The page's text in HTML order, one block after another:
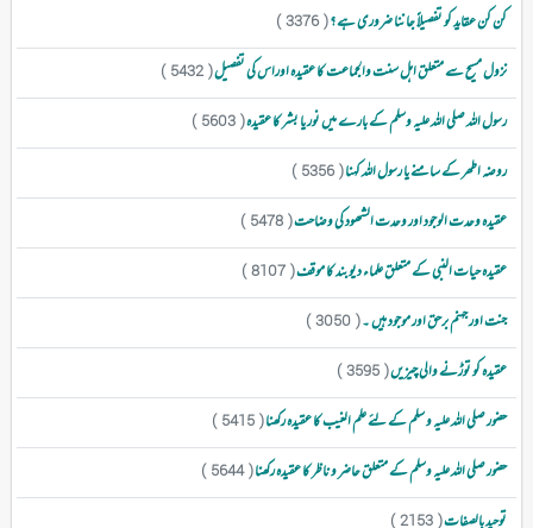
کن کن عقاید کو تفصیلاً جاننا ضروری ہے ؟( 3376 )
نزول مسیح سے متعلق اہل سنت والجماعت کا عقیدہ اوراس کی تفصیل( 5432 )
رسول اللہ صلی اللہ علیہ وسلم کے بارے میں نور یا بشر کا عقیدہ( 5603 )
روضہ اطھر کے سامنے یا رسول اللہ کہنا( 5356 )
عقیدہ وحدت الوجود اور وحدت الشھود کی وضاحت( 5478 )
عقیدہ حیات النبی کے متعلق علماء دیوبند کا موقف( 8107 )
جنت اور جہنم برحق اور موجود ہیں ۔( 3050 )
عقیدہ کو توڑنے والی چیزیں( 3595 )
حضور صلی اللہ علیہ و سلم کے لئے علم الغیب کا عقیدہ رکھنا( 5415 )
حضور صلی اللہ علیہ وسلم کے متعلق حاضر و ناظر کا عقیدہ رکھنا( 5644 )
توحید بالصفات( 2153 )